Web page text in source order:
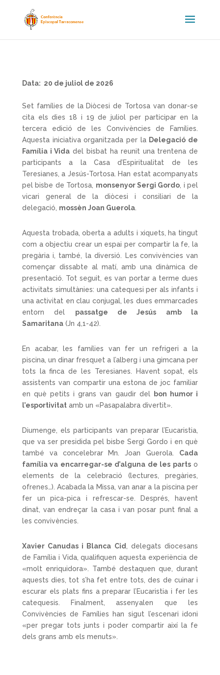
Data: 20 de juliol de 2026
Set famílies de la Diòcesi de Tortosa van donar-se
cita els dies 18 i 19 de juliol per participar en la
tercera edició de les Convivències de Famílies.
Aquesta iniciativa organitzada per la Delegació de
Família i Vida del bisbat ha reunit una trentena de
participants a la Casa d’Espiritualitat de les
Teresianes, a Jesús-Tortosa. Han estat acompanyats
pel bisbe de Tortosa, monsenyor Sergi Gordo , i pel
vicari general de la diòcesi i consiliari de la
delegació, mossèn Joan Guerola.
Aquesta trobada, oberta a adults i xiquets, ha tingut
com a objectiu crear un espai per compartir la fe, la
pregària i, també, la diversió. Les convivències van
començar dissabte al matí, amb una dinàmica de
presentació. Tot seguit, es van portar a terme dues
activitats simultànies: una catequesi per als infants i
una activitat en clau conjugal, les dues emmarcades
entorn del passatge de Jesús amb la
Samaritana(Jn 4,1-42).
En acabar, les famílies van fer un refrigeri a la
piscina, un dinar fresquet a l’alberg i una gimcana per
tots la finca de les Teresianes. Havent sopat, els
assistents van compartir una estona de joc familiar
en què petits i grans van gaudir del
bon humor i
l’esportivitatamb un «Pasapalabra divertit».
Diumenge, els participants van preparar l’Eucaristia,
que va ser presidida pel bisbe Sergi Gordo i en què
també va concelebrar Mn. Joan Guerola. Cada
família va encarregar-se d’alguna de les partso
elements de la celebració (lectures, pregàries,
ofrenes…). Acabada la Missa, van anar a la piscina per
fer un pica-pica i refrescar-se. Després, havent
dinat, van endreçar la casa i van posar punt final a
les convivències.
Xavier Canudas i Blanca Cid
, delegats diocesans
de Família i Vida, qualifiquen aquesta experiència de
«molt enriquidora». També destaquen que, durant
aquests dies, tot s’ha fet entre tots, des de cuinar i
escurar els plats fins a preparar l’Eucaristia i fer les
catequesis. Finalment, assenyalen que les
Convivències de Famílies han sigut l’escenari idoni
«per pregar tots junts i poder compartir així la fe
dels grans amb els menuts».